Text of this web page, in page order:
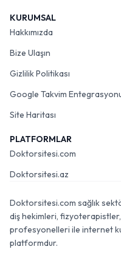
KURUMSAL
Hakkımızda
Bize Ulaşın
Gizlilik Politikası
Google Takvim
Site Haritası
PLATFORMLAR
Doktorsitesi.com
Doktorsitesi.az
Doktorsitesi.com sağlık
diş hekimleri,
profesyonelleri ile internet
platformdur.